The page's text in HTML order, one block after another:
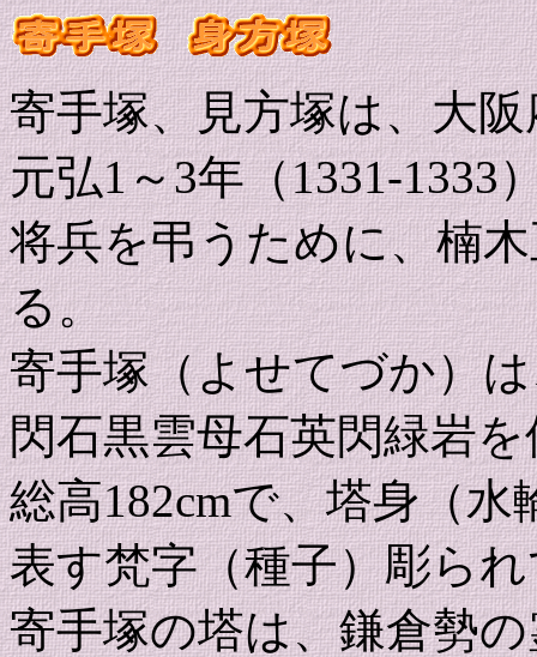
寄手塚、見方塚は、大
元弘1～3年（1331-1333
将兵を弔うために、楠
る。
寄手塚（よせてづか）
閃石黒雲母石英閃緑岩
総高182cmで、塔身（
表す梵字（種子）彫ら
寄手塚の塔は、鎌倉勢